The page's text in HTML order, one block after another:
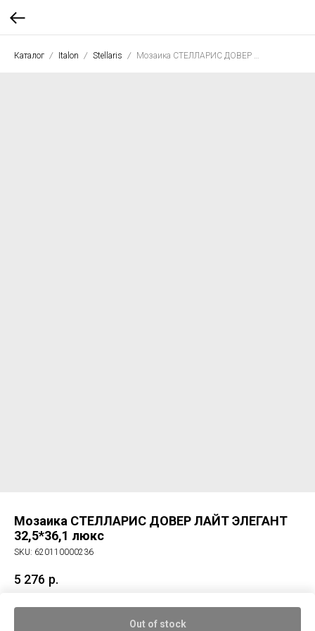
Каталог Italon Stellaris Мозаика СТЕЛЛАРИС ДОВЕР ЛАЙТ ЭЛЕГАНТ 32,5*36,1 люкс
Мозаика СТЕЛЛАРИС ДОВЕР ЛАЙТ ЭЛЕГАНТ
32,5*36,1 люкс
SKU: 620110000236
5 276 р.
Out of stock
Мозаика СТЕЛЛАРИС ДОВЕР ЛАЙТ ЭЛЕГАНТ 32,5*36,1 люкс